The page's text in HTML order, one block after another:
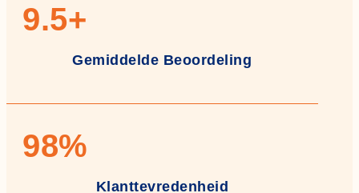
9.5+
Gemiddelde Beoordeling
98%
Klanttevredenheid